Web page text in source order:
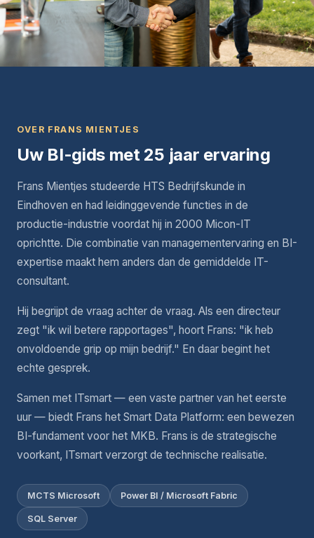
OVER FRANS MIENTJES
Uw BI-gids met 25 jaar ervaring
Frans Mientjes studeerde HTS Bedrijfskunde in
Eindhoven en had leidinggevende functies in de
productie-industrie voordat hij in 2000 Micon-IT
oprichtte. Die combinatie van managementervaring en BI-
expertise maakt hem anders dan de gemiddelde IT-
consultant.
Hij begrijpt de vraag achter de vraag. Als een directeur
zegt "ik wil betere rapportages", hoort Frans: "ik heb
onvoldoende grip op mijn bedrijf." En daar begint het
echte gesprek.
Samen met ITsmart — een vaste partner van het eerste
uur — biedt Frans het Smart Data Platform: een bewezen
BI-fundament voor het MKB. Frans is de strategische
voorkant, ITsmart verzorgt de technische realisatie.
MCTS Microsoft Power BI / Microsoft Fabric
SQL Server